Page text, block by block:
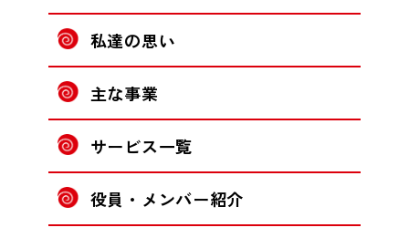
私達の思い
主な事業
サービス一覧
役員・メンバー紹介